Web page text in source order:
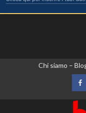
Chi siamo –